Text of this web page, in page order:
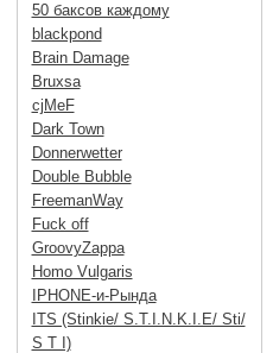
50 баксов каждому
blackpond
Brain Damage
Bruxsa
cjMeF
Dark Town
Donnerwetter
Double Bubble
FreemanWay
Fuck off
GroovyZappa
Homo Vulgaris
IPHONE-и-Рында
ITS (Stinkie/ S.T.I.N.K.I.E/ Sti/
S T I)